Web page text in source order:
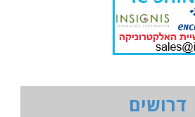
דרושים